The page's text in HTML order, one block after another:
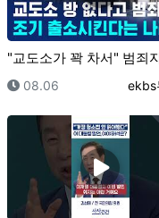
등록일
08.06 등록
ekbs